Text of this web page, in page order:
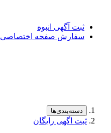
ثبت آگهی انبوه
سفارش صفحه اختصاصی
دسته‌بندی‌ها
ثبت اگهی رایگان